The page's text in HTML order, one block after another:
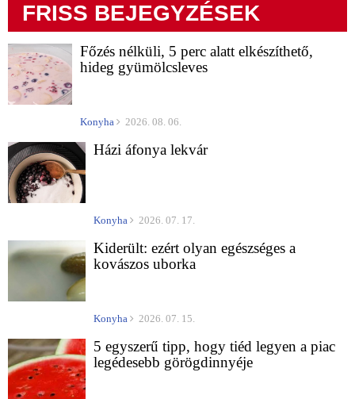
FRISS BEJEGYZÉSEK
Főzés nélküli, 5 perc alatt elkészíthető,
hideg gyümölcsleves
Konyha 2026. 08. 06.
Házi áfonya lekvár
Konyha 2026. 07. 17.
Kiderült: ezért olyan egészséges a
kovászos uborka
Konyha 2026. 07. 15.
5 egyszerű tipp, hogy tiéd legyen a piac
legédesebb görögdinnyéje